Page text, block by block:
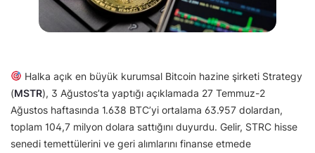
Halka açık en büyük kurumsal Bitcoin hazine şirketi Strategy
(MSTR), 3 Ağustos’ta yaptığı açıklamada 27 Temmuz-2
Ağustos haftasında 1.638 BTC’yi ortalama 63.957 dolardan,
toplam 104,7 milyon dolara sattığını duyurdu. Gelir, STRC hisse
senedi temettülerini ve geri alımlarını finanse etmede